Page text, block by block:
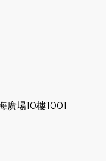
分享暨香港傷健共
習 - 7月9日（19:00
廣場10樓1001